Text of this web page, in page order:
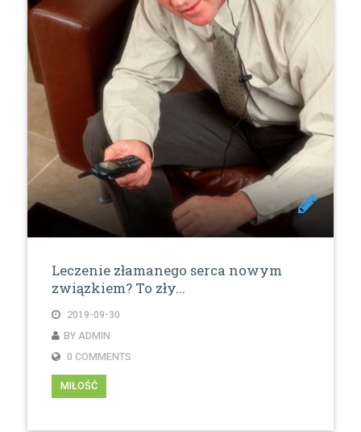
Leczenie złamanego serca nowym
związkiem? To zły...
2019-09-30
BY ADMIN
0 COMMENTS
MIŁOŚĆ